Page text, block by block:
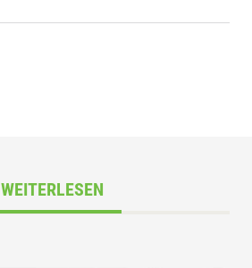
WEITERLESEN